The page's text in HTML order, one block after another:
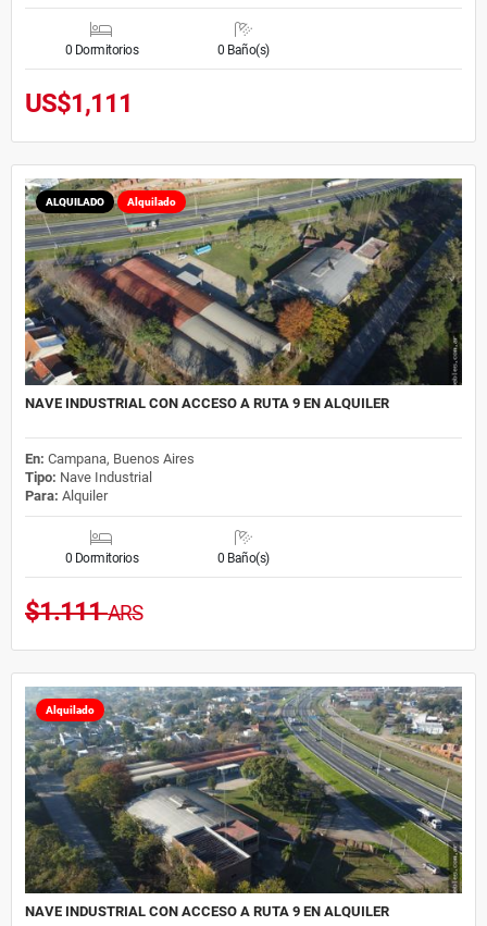
0 Dormitorios 0 Baño(s)
US$1,111
ALQUILADO Alquilado
NAVE INDUSTRIAL CON ACCESO A RUTA 9 EN ALQUILER
En: Campana, Buenos Aires
Tipo: Nave Industrial
Para: Alquiler
0 Dormitorios 0 Baño(s)
$1.111ARS
Alquilado
NAVE INDUSTRIAL CON ACCESO A RUTA 9 EN ALQUILER